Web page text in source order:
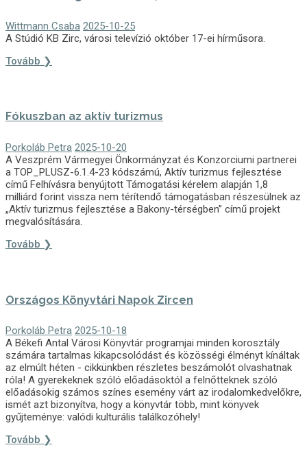
Wittmann Csaba 2025-10-25
A Stúdió KB Zirc, városi televízió október 17-ei hírműsora.
Tovább ❯
Fókuszban az aktív turizmus
Porkoláb Petra 2025-10-20
A Veszprém Vármegyei Önkormányzat és Konzorciumi partnerei
a TOP_PLUSZ-6.1.4-23 kódszámú, Aktív turizmus fejlesztése
című Felhívásra benyújtott Támogatási kérelem alapján 1,8
milliárd forint vissza nem térítendő támogatásban részesülnek az
„Aktív turizmus fejlesztése a Bakony-térségben” című projekt
megvalósítására.
Tovább ❯
Országos Könyvtári Napok Zircen
Porkoláb Petra 2025-10-18
A Békefi Antal Városi Könyvtár programjai minden korosztály
számára tartalmas kikapcsolódást és közösségi élményt kínáltak
az elmúlt héten - cikkünkben részletes beszámolót olvashatnak
róla! A gyerekeknek szóló előadásoktól a felnőtteknek szóló
előadásokig számos színes esemény várt az irodalomkedvelőkre,
ismét azt bizonyítva, hogy a könyvtár több, mint könyvek
gyűjteménye: valódi kulturális találkozóhely!
Tovább ❯